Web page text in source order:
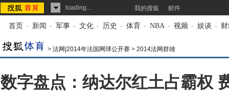
loading... 我的搜狐 邮件
首页 - 新闻 - 军事 - 文化 - 历史 - 体育 - NBA - 视频 - 娱谈 -
> 法网|2014年法国网球公开赛 > 2014法网群雄
数字盘点：纳达尔红土占霸权